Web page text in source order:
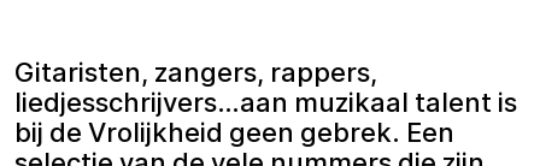
Gitaristen, zangers, rappers,
liedjesschrijvers…aan muzikaal talent is
bij de Vrolijkheid geen gebrek. Een